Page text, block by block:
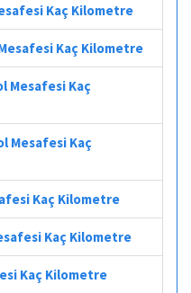
Kaç Kilometre
Kaç Kilometre
Mesafesi Kaç
Mesafesi Kaç
Kaç Kilometre
Kaç Kilometre
Kaç Kilometre